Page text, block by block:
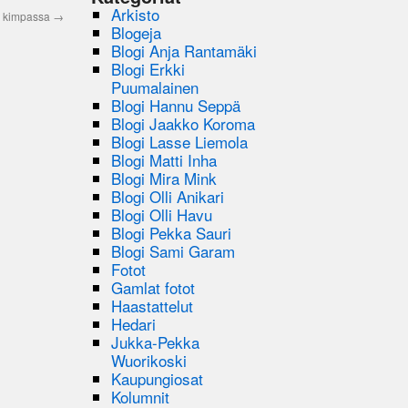
→
Arkisto
Blogeja
Blogi Anja Rantamäki
Blogi Erkki
Puumalainen
Blogi Hannu Seppä
Blogi Jaakko Koroma
Blogi Lasse Liemola
Blogi Matti Inha
Blogi Mira Mink
Blogi Olli Anikari
Blogi Olli Havu
Blogi Pekka Sauri
Blogi Sami Garam
Fotot
Gamlat fotot
Haastattelut
Hedari
Jukka-Pekka
Wuorikoski
Kaupungiosat
Kolumnit